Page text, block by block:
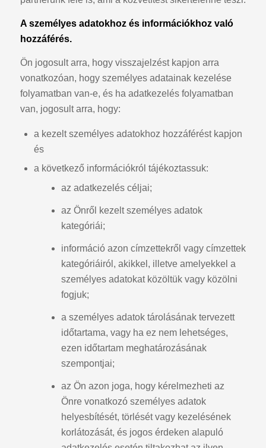
A személyes adatokhoz és információkhoz való
hozzáférés.
Ön jogosult arra, hogy visszajelzést kapjon arra
vonatkozóan, hogy személyes adatainak kezelése
folyamatban van-e, és ha adatkezelés folyamatban
van, jogosult arra, hogy:
a kezelt személyes adatokhoz hozzáférést kapjon
és
a következő információkról tájékoztassuk:
az adatkezelés céljai;
az Önről kezelt személyes adatok
kategóriái;
információ azon címzettekről vagy címzettek
kategóriáiról, akikkel, illetve amelyekkel a
személyes adatokat közöltük vagy közölni
fogjuk;
a személyes adatok tárolásának tervezett
időtartama, vagy ha ez nem lehetséges,
ezen időtartam meghatározásának
szempontjai;
az Ön azon joga, hogy kérelmezheti az
Önre vonatkozó személyes adatok
helyesbítését, törlését vagy kezelésének
korlátozását, és jogos érdeken alapuló